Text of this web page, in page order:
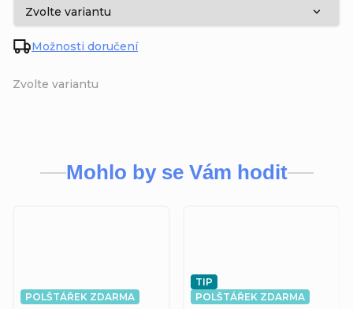
Zvolte variantu
Možnosti doručení
Mohlo by se Vám hodit
POLŠTÁŘEK ZDARMA
TIP
POLŠTÁŘEK ZDARMA